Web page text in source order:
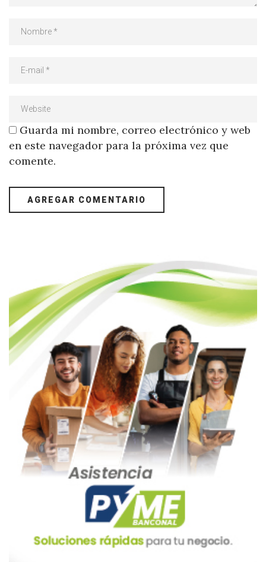
Guarda mi nombre, correo electrónico y web
en este navegador para la próxima vez que
comente.